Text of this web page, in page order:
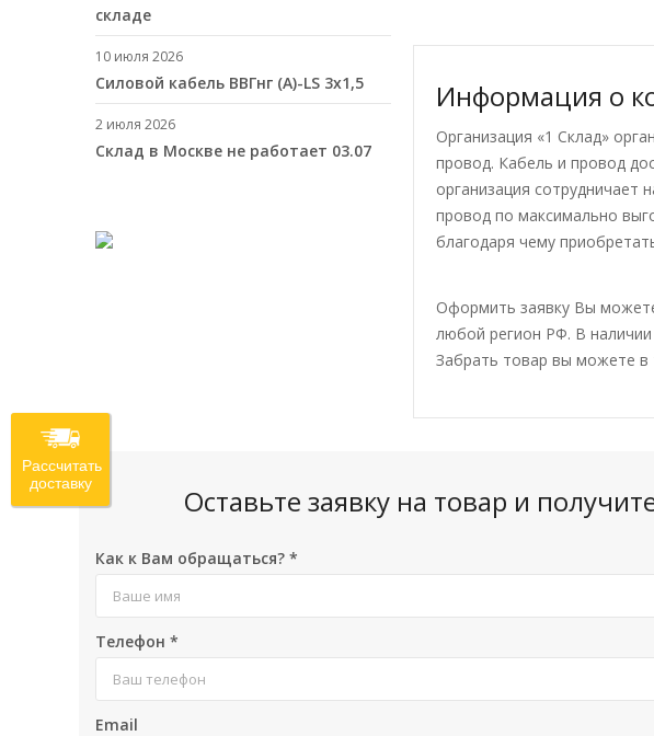
Информация о
Организация «1 Склад»
провод. Кабель и провод
организация сотрудничает
провод по максимально
благодаря чему
Оформить заявку Вы
любой регион РФ. В
Забрать товар вы можете в
складе
10 июля 2026
Cиловой кабель ВВГнг (A)-LS 3х1,5
2 июля 2026
Склад в Москве не работает 03.07
Оставьте заявку на товар и
Как к Вам обращаться? *
Телефон *
Email
Рассчитать
доставку